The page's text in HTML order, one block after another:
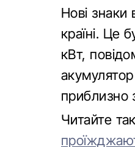
Нові знаки
країні. Це
кВт,
приблизно
Читайте